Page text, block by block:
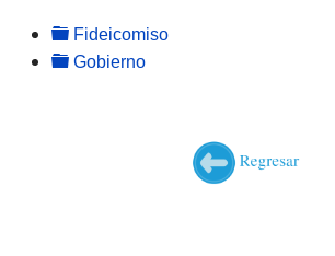
folder
Fideicomiso
folder
Gobierno